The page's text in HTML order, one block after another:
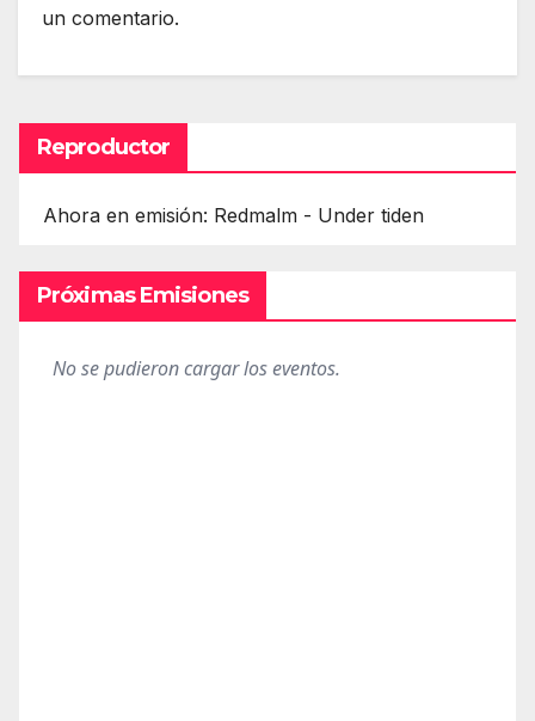
un comentario.
Reproductor
Ahora en emisión: Redmalm - Under tiden
Próximas Emisiones